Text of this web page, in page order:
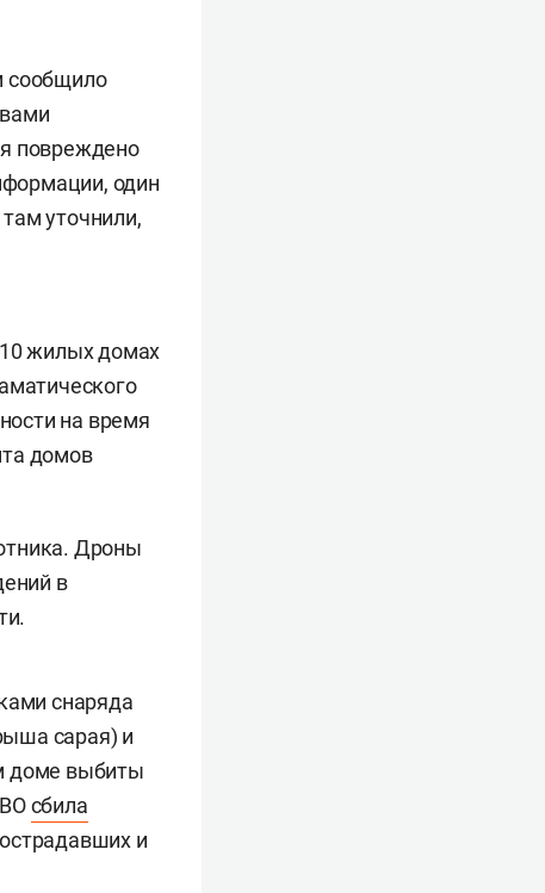
сообщило
повреждено
один
уточнили,
жилых домах
на время
домов
Дроны
в
снаряда
сарая) и
доме выбиты
сбила
и